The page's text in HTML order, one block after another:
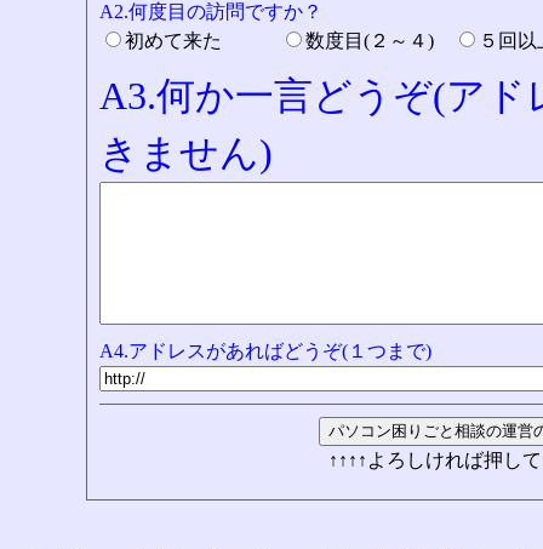
A2.何度目の訪問ですか？
初めて来た
数度目(２～４) ５回
A3.何か一言どうぞ(ア
きません)
A4.アドレスがあればどうぞ(１つまで)
↑↑↑↑よろしければ押し